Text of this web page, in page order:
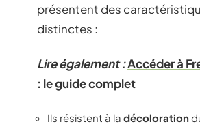
présentent des
distinctes :
Lire également :Accéder à
: le guide complet
Ils résistent à la décoloration